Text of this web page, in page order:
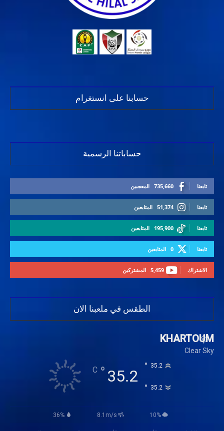
حسابنا على انستغرام
حساباتنا الرسمية
735,660 المعجبين تابعنا
51,374 المتابعين تابعنا
195,900 المتابعين تابعنا
0 المتابعين تابعنا
5,459 المشتركين الاشتراك
الطقس في ملعبنا الان
KHARTOUM
Clear Sky
35.2
°
C 35.2
°
35.2
°
36% 8.1m/s 10%